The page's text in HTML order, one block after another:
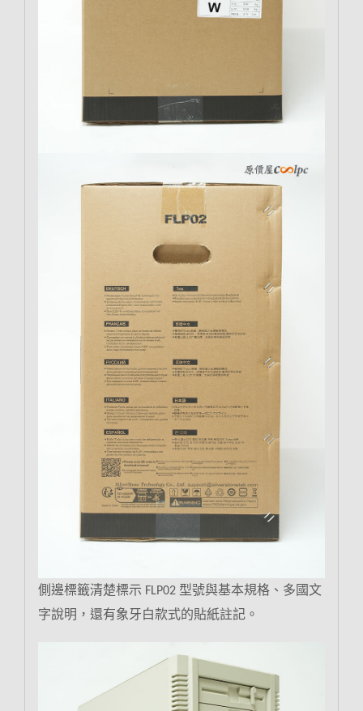
側邊標籤清楚標示 FLP02 型號與基本規格、多國文
字說明，還有象牙白款式的貼紙註記。